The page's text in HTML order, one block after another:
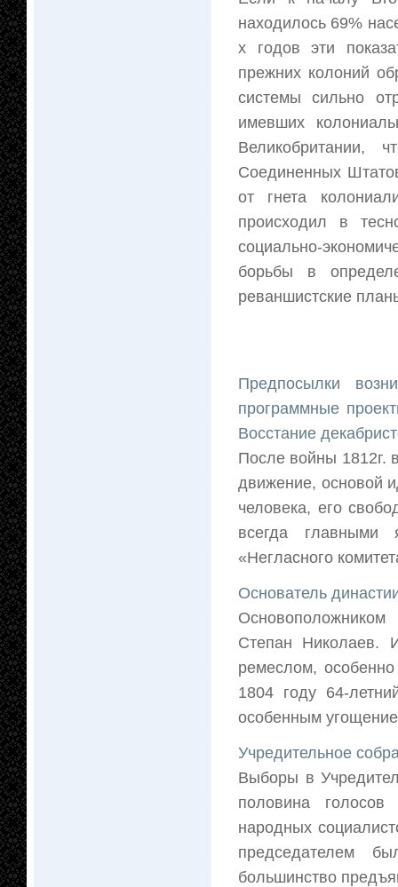
находилось 69%
х годов эти
прежних колоний
системы сильно
имевших
Великобритании,
Соединенных
от гнета
происходил в
социально-
борьбы в
реваншистские
Предпосылки
программные
Восстание
После войны 1812г.
движение, основой
человека, его
всегда главными
«Негласного
Основатель
Степан Николаев.
ремеслом,
1804 году 64-
особенным
Учредительное
Выборы в
половина голосов
народных
председателем
большинство